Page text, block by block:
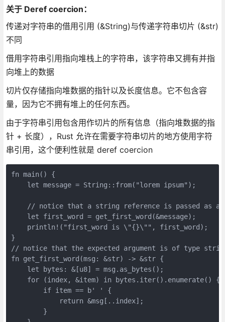
关于 Deref coercion：
传递对字符串的借用引用 (&String)与传递字符串切片 (&str)
不同
借用字符串引用指向堆栈上的字符串，该字符串又拥有并指
向堆上的数据
切片仅存储指向堆数据的指针以及长度信息。它不包含容
量，因为它不拥有堆上的任何东西。
由于字符串引用包含用作切片的所有信息（指向堆数据的指
针 + 长度），Rust 允许在需要字符串切片的地方使用字符
串引用，这个便利性就是 deref coercion
fn main() {
    let message = String::from("lorem ipsum");
// notice that a string reference is passed as
    let first_word = get_first_word(&message);
    println!("first_word is \"{}\"", first_word);
}
// notice that the expected argument is of type
fn get_first_word(msg: &str) -> &str {
    let bytes: &[u8] = msg.as_bytes();
    for (index, &item) in bytes.iter().enumerate() {
        if item == b' ' {
            return &msg[..index];
        }